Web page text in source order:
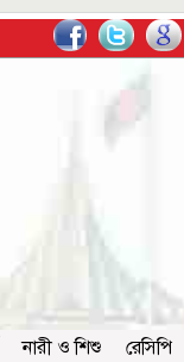
নারী ও শিশু
রেসিপি